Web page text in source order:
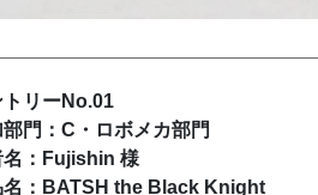
トリーNo.01
門：C・ロボメカ部門
名：Fujishin 様
名：BATSH the Black Knight